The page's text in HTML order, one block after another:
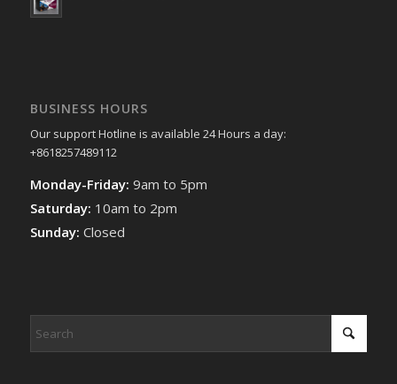
BUSINESS HOURS
Our support Hotline is available 24 Hours a day:
+8618257489112
Monday-Friday: 9am to 5pm
Saturday: 10am to 2pm
Sunday: Closed